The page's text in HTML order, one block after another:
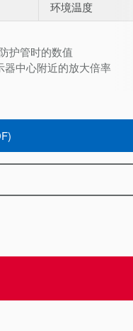
环境温度
护管时的数值
器中心附近的放大倍率